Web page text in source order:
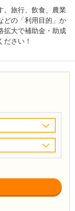
。旅行、飲食、農業
どの「利用目的」か
拡大で補助金・助成
さい！